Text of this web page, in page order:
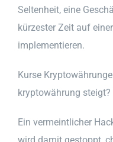
Seltenheit, eine
kürzester Zeit auf
implementieren.
Kurse
kryptowährung steigt?
Ein vermeintlicher
wird damit gestoppt,